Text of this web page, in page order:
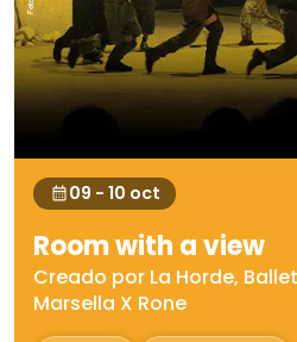
09 - 10 oct
Room with a view
Creado por La Horde,
Marsella X Rone